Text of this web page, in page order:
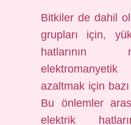
Bitkiler de dahil
grupları için,
hatlarının
azaltmak için bazı
Bu önlemler
elektrik